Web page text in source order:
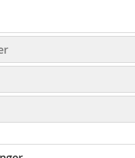
KONTAKTER/LEVERT UTEN
rattkontroll adapter med
og ryggesignal som
(mindre kabelstyr bak radio)
lomme som tåler vekten av
i dashbord)
kobling av universale